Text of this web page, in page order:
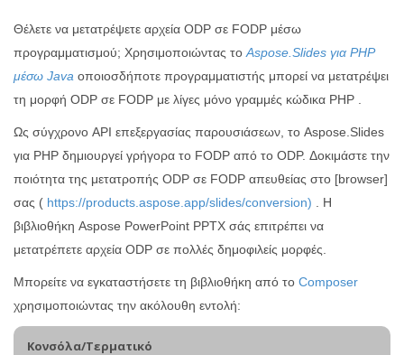
Θέλετε να μετατρέψετε αρχεία ODP σε FODP μέσω
προγραμματισμού; Χρησιμοποιώντας το Aspose.Slides για PHP
μέσω Java οποιοσδήποτε προγραμματιστής μπορεί να μετατρέψει
τη μορφή ODP σε FODP με λίγες μόνο γραμμές κώδικα PHP .
Ως σύγχρονο API επεξεργασίας παρουσιάσεων, το Aspose.Slides
για PHP δημιουργεί γρήγορα το FODP από το ODP. Δοκιμάστε την
ποιότητα της μετατροπής ODP σε FODP απευθείας στο [browser]
σας ( https://products.aspose.app/slides/conversion) . Η
βιβλιοθήκη Aspose PowerPoint PPTX σάς επιτρέπει να
μετατρέπετε αρχεία ODP σε πολλές δημοφιλείς μορφές.
Μπορείτε να εγκαταστήσετε τη βιβλιοθήκη από το Composer
χρησιμοποιώντας την ακόλουθη εντολή:
Κονσόλα/Τερματικό